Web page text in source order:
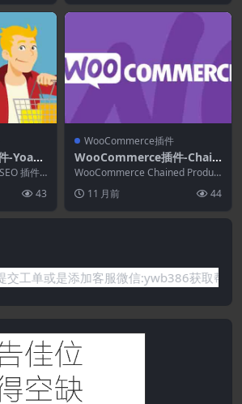
-Yoast
Plugi
插件
43
WooCommerce插件
WooCommerce插件-Chain
ed Products for WooCom
merce 3.8.0
WooCommerce Chained Product
s是您的 WooComme...
11 月前 44
,欢迎提交工单或是添加客服微信:ywb386